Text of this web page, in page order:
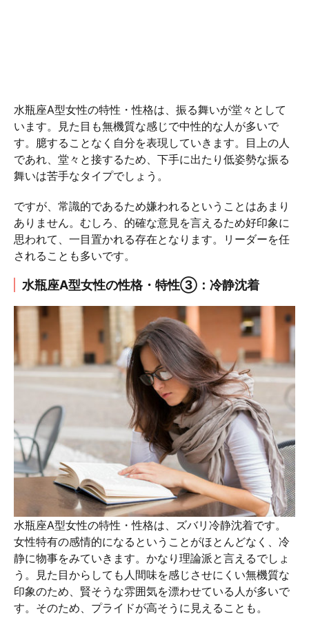
水瓶座A型女性の特性・性格は、振る舞いが堂々として
います。見た目も無機質な感じで中性的な人が多いで
す。臆することなく自分を表現していきます。目上の人
であれ、堂々と接するため、下手に出たり低姿勢な振る
舞いは苦手なタイプでしょう。
ですが、常識的であるため嫌われるということはあまり
ありません。むしろ、的確な意見を言えるため好印象に
思われて、一目置かれる存在となります。リーダーを任
されることも多いです。
水瓶座A型女性の性格・特性③：冷静沈着
水瓶座A型女性の特性・性格は、ズバリ冷静沈着です。
女性特有の感情的になるということがほとんどなく、冷
静に物事をみていきます。かなり理論派と言えるでしょ
う。見た目からしても人間味を感じさせにくい無機質な
印象のため、賢そうな雰囲気を漂わせている人が多いで
す。そのため、プライドが高そうに見えることも。